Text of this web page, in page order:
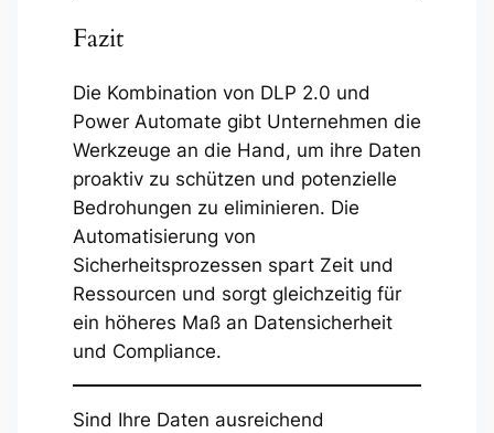
Fazit
Die Kombination von DLP 2.0 und
Power Automate gibt Unternehmen die
Werkzeuge an die Hand, um ihre Daten
proaktiv zu schützen und potenzielle
Bedrohungen zu eliminieren. Die
Automatisierung von
Sicherheitsprozessen spart Zeit und
Ressourcen und sorgt gleichzeitig für
ein höheres Maß an Datensicherheit
und Compliance.
Sind Ihre Daten ausreichend